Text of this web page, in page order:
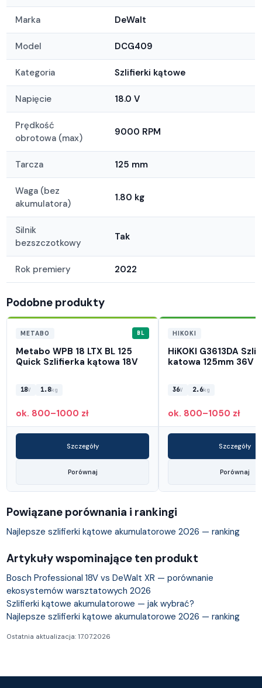
Marka DeWalt
Model DCG409
Kategoria Szlifierki kątowe
Napięcie 18.0 V
Prędkość
obrotowa (max)
9000 RPM
Tarcza 125 mm
Waga (bez
akumulatora)
1.80 kg
Silnik
bezszczotkowy
Tak
Rok premiery 2022
Podobne produkty
METABO BL
Metabo WPB 18 LTX BL 125
Quick Szlifierka kątowa 18V
18V 1.8kg
ok. 800–1000 zł
Szczegóły
Porównaj
HIKOKI
HiKOKI G3613DA
katowa 125mm 36V
36V 2.6kg
ok. 800–1050 zł
Szczegóły
Porównaj
Powiązane porównania i rankingi
Najlepsze szlifierki kątowe akumulatorowe 2026 — ranking
Artykuły wspominające ten produkt
Bosch Professional 18V vs DeWalt XR — porównanie
ekosystemów warsztatowych 2026
Szlifierki kątowe akumulatorowe — jak wybrać?
Najlepsze szlifierki kątowe akumulatorowe 2026 — ranking
Ostatnia aktualizacja: 17.07.2026